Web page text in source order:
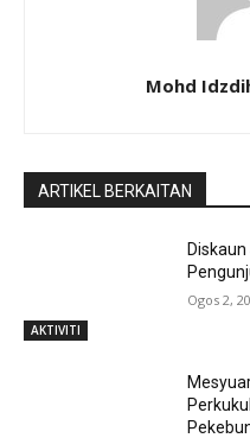
Mohd
ARTIKEL BERKAITAN
AKTIVITI
Ogos 2,